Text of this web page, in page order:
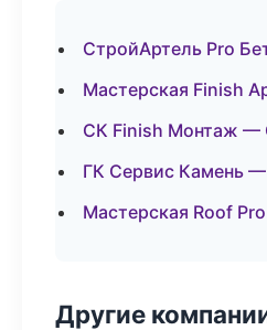
СтройАртель Pro
Мастерская Finish
СК Finish Монтаж —
ГК Сервис Камень
Мастерская Roof
Другие